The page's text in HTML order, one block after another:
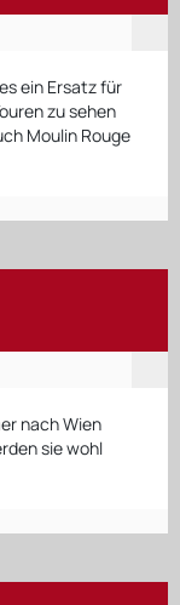
ein Ersatz für
zu sehen
Moulin Rouge
nach Wien
sie wohl